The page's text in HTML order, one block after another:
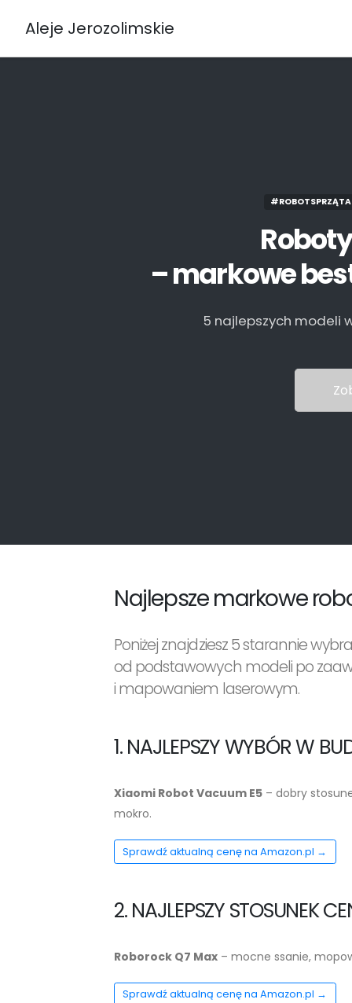
Aleje Jerozolimskie
– markowe
5 najlepszych modeli
Najlepsze markowe
Poniżej znajdziesz 5 starannie
od podstawowych modeli po
i mapowaniem laserowym.
1. NAJLEPSZY WYBÓR W
Xiaomi Robot Vacuum E5 – dobry
mokro.
Sprawdź aktualną cenę na Amazon.pl →
2. NAJLEPSZY STOSUNEK
Roborock Q7 Max – mocne ssanie,
Sprawdź aktualną cenę na Amazon.pl →